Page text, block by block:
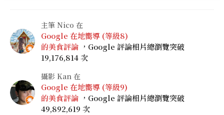
主筆 Nico 在
Google 在地嚮導 (等級8)
的美食評論 ，Google 評論相片總瀏覽突破
19,176,814 次
攝影 Kan 在
Google 在地嚮導 (等級9)
的美食評論 ，Google 評論相片總瀏覽突破
49,892,619 次